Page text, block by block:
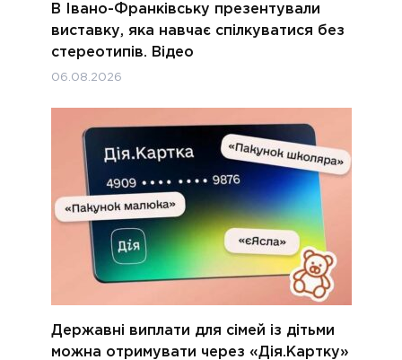
В Івано-Франківську презентували
виставку, яка навчає спілкуватися без
стереотипів. Відео
06.08.2026
Державні виплати для сімей із дітьми
можна отримувати через «Дія.Картку»